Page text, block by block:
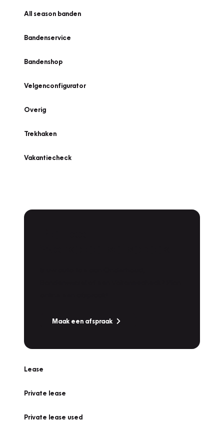
All season banden
Bandenservice
Bandenshop
Velgenconfigurator
Overig
Trekhaken
Vakantiecheck
Maak een afspraak
Lease
Private lease
Private lease used